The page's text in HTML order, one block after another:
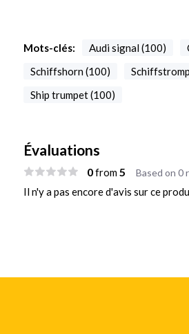
Mots-clés: Audi signal (100)
Schiffshorn (100)
Ship trumpet (100)
Évaluations
0from5 Based on 0
Il n'y a pas encore d'avis sur ce